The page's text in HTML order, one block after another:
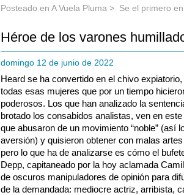
Posteado en A Vuela Pluma > Se el primero
Héroe de los varones
domingo 12 de junio de 2022
Heard se ha convertido en el chivo
todas esas mujeres que por un tiempo
poderosos. Los que han analizado la
brotado los consabidos analistas, ven en
que abusaron de un movimiento “noble” (así
aversión) y quisieron obtener con malas
pero lo que ha de analizarse es cómo el
Depp, capitaneado por la hoy aclamada
de oscuros manipuladores de opinión para
de la demandada: mediocre actriz, arribista,